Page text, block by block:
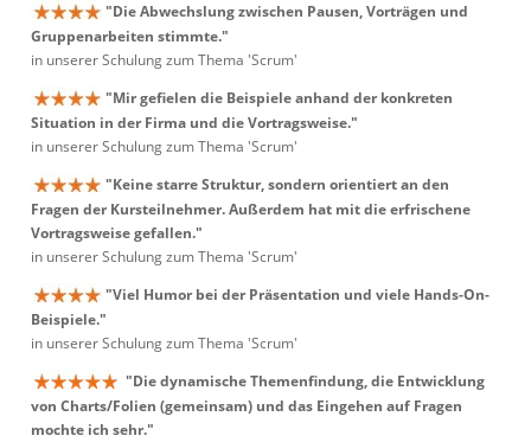
"Die Abwechslung zwischen Pausen, Vorträgen und
Gruppenarbeiten stimmte."
in unserer Schulung zum Thema 'Scrum'
"Mir gefielen die Beispiele anhand der konkreten
Situation in der Firma und die Vortragsweise."
in unserer Schulung zum Thema 'Scrum'
"Keine starre Struktur, sondern orientiert an den
Fragen der Kursteilnehmer. Außerdem hat mit die erfrischene
Vortragsweise gefallen."
in unserer Schulung zum Thema 'Scrum'
"Viel Humor bei der Präsentation und viele Hands-On-
Beispiele."
in unserer Schulung zum Thema 'Scrum'
"Die dynamische Themenfindung, die Entwicklung
von Charts/Folien (gemeinsam) und das Eingehen auf Fragen
mochte ich sehr."